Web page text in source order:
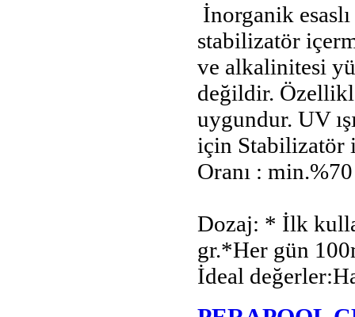
İnorganik
stabilizatör
ve alkalinitesi
değildir.
uygundur. UV
için Stabilizatör
Oranı : min.%70
Dozaj: * İlk
gr.*Her gün
İdeal